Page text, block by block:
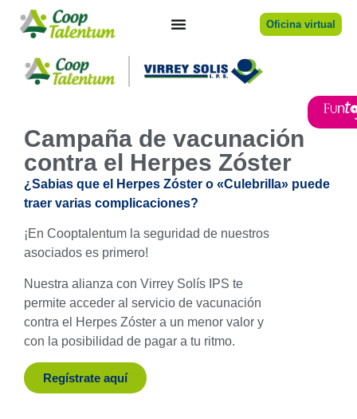
Oficina virtual
Campaña de vacunación
contra el Herpes Zóster
¿Sabias que el Herpes Zóster o «Culebrilla» puede
traer varias complicaciones?
¡En Cooptalentum la seguridad de nuestros
asociados es primero!
Nuestra alianza con Virrey Solís IPS te
permite acceder al servicio de vacunación
contra el Herpes Zóster a un menor valor y
con la posibilidad de pagar a tu ritmo.
Regístrate aquí